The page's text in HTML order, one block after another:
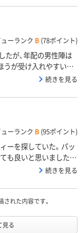
ューランク B (78ポイント)
たが、年配の男性陣は
うが受け入れやすいか
続きを見る
ューランク B (95ポイント)
ーを探していた。パッ
も良いと思いました。
，当然箱で届くものと思
ても不便だったので，
しいです。
続きを見る
された内容です。
見る